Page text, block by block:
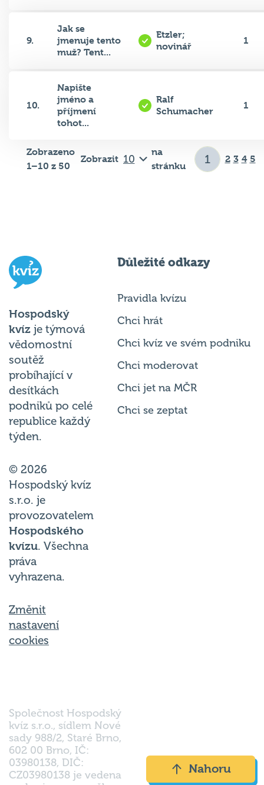
9.
Jak se
jmenuje tento
muž? Tent...
Etzler;
novinář
1
10.
Napište
jméno a
příjmení
tohot...
Ralf
Schumacher
1
Zobrazeno
1–10 z 50
Zobrazit
na
stránku
2 3 4 5
Hospodský
kvíz je týmová
vědomostní
soutěž
probíhající v
desítkách
podniků po celé
republice každý
týden.
© 2026
Hospodský kvíz
s.r.o. je
provozovatelem
Hospodského
kvízu. Všechna
práva
vyhrazena.
Změnit
nastavení
cookies
Důležité odkazy
Pravidla kvízu
Chci hrát
Chci kvíz ve svém podniku
Chci moderovat
Chci jet na MČR
Chci se zeptat
Společnost Hospodský
kvíz s.r.o., sídlem Nové
sady 988/2, Staré Brno,
602 00 Brno, IČ:
03980138, DIČ:
CZ03980138 je vedena
Nahoru